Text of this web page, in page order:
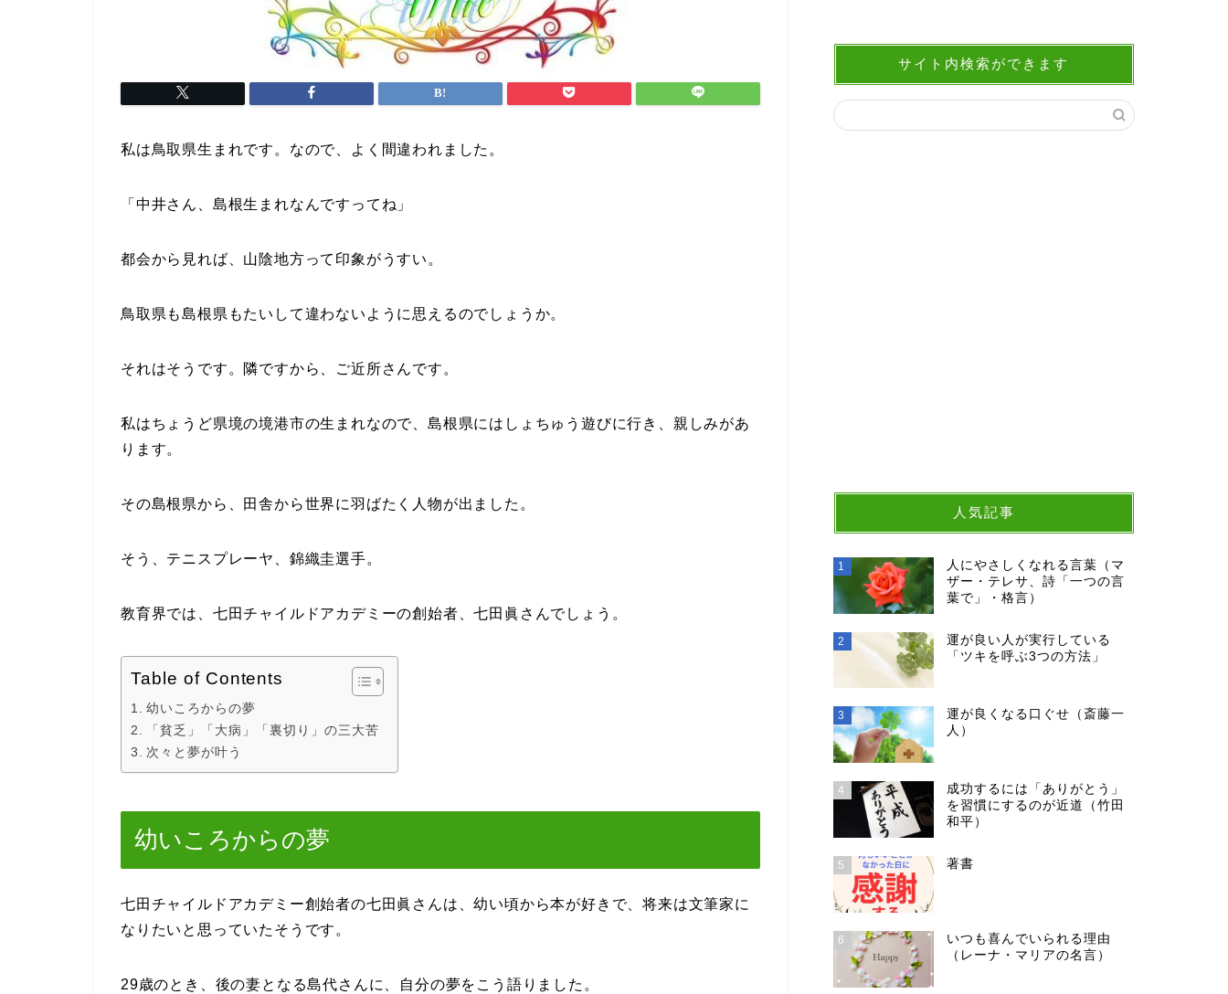
私は鳥取県生まれです。なので、よく間違われました。
「中井さん、島根生まれなんですってね」
都会から見れば、山陰地方って印象がうすい。
鳥取県も島根県もたいして違わないように思えるのでしょうか。
それはそうです。隣ですから、ご近所さんです。
私はちょうど県境の境港市の生まれなので、島根県にはしょちゅう遊びに行き、親しみがあ
ります。
その島根県から、田舎から世界に羽ばたく人物が出ました。
そう、テニスプレーヤ、錦織圭選手。
教育界では、七田チャイルドアカデミーの創始者、七田眞さんでしょう。
Table of Contents
幼いころからの夢
「貧乏」「大病」「裏切り」の三大苦
次々と夢が叶う
幼いころからの夢
七田チャイルドアカデミー創始者の七田眞さんは、幼い頃から本が好きで、将来は文筆家に
なりたいと思っていたそうです。
29歳のとき、後の妻となる島代さんに、自分の夢をこう語りました。
サイト内検索ができます
人気記事
1
人にやさしくなれる言葉（マ
ザー・テレサ、詩「一つの言
葉で」・格言）
2
運が良い人が実行している
「ツキを呼ぶ3つの方法」
3
運が良くなる口ぐせ（斎藤一
人）
4
成功するには「ありがとう」
を習慣にするのが近道（竹田
和平）
5 著書
6
いつも喜んでいられる理由
（レーナ・マリアの名言）